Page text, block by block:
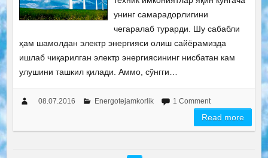
унинг самарадорлигини
чегаралаб турарди. Шу сабабли
ҳам шамолдан электр энергияси олиш сайёрамизда
ишлаб чиқарилган электр энергиясининг нисбатан кам
улушини ташкил қилади. Аммо, сўнгги…
08.07.2016 Energotejamkorlik 1 Comment
Read more